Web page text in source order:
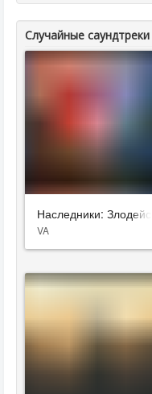
Случайные саундтреки
Наследники:
VA